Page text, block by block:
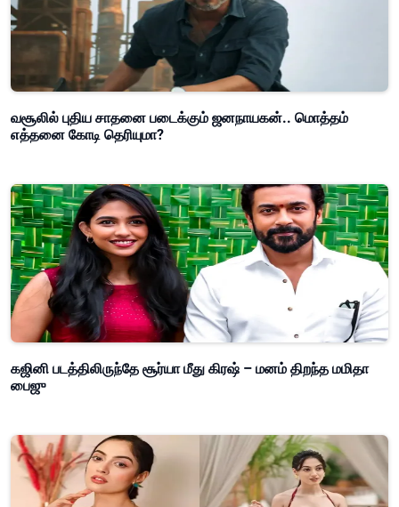
வசூலில் புதிய சாதனை படைக்கும் ஜனநாயகன்.. மொத்தம்
எத்தனை கோடி தெரியுமா?
கஜினி படத்திலிருந்தே சூர்யா மீது கிரஷ் – மனம் திறந்த மமிதா
பைஜு